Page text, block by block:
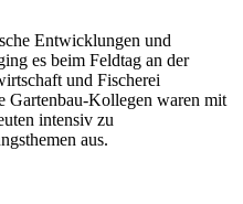
Entwicklungen und
es beim Feldtag an der
und Fischerei
Gartenbau-Kollegen waren mit
intensiv zu
aus.